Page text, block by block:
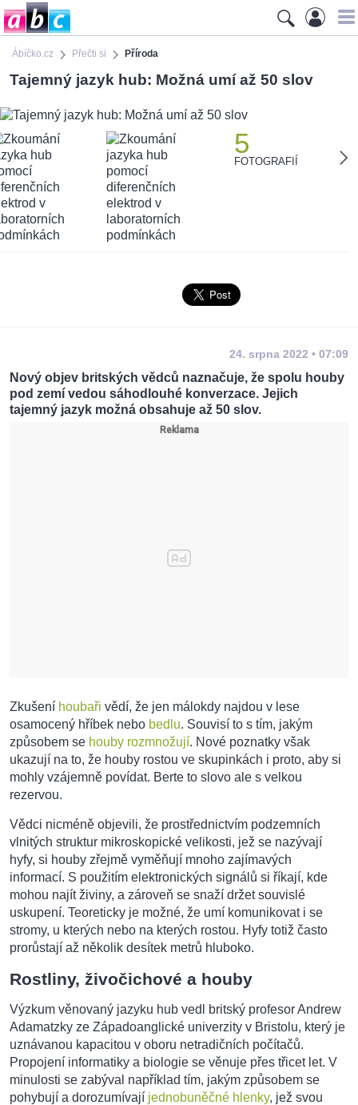
Ábíčko.cz Přečti si Příroda
Tajemný jazyk hub: Možná umí až 50 slov
5
FOTOGRAFIÍ
24. srpna 2022 • 07:09
Nový objev britských vědců naznačuje, že spolu houby
pod zemí vedou sáhodlouhé konverzace. Jejich
tajemný jazyk možná obsahuje až 50 slov.
Zkušení houbaři vědí, že jen málokdy najdou v lese
osamocený hříbek nebo bedlu. Souvisí to s tím, jakým
způsobem se houby rozmnožují. Nové poznatky však
ukazují na to, že houby rostou ve skupinkách i proto, aby si
mohly vzájemně povídat. Berte to slovo ale s velkou
rezervou.
Vědci nicméně objevili, že prostřednictvím podzemních
vlnitých struktur mikroskopické velikosti, jež se nazývají
hyfy, si houby zřejmě vyměňují mnoho zajímavých
informací. S použitím elektronických signálů si říkají, kde
mohou najít živiny, a zároveň se snaží držet souvislé
uskupení. Teoreticky je možné, že umí komunikovat i se
stromy, u kterých nebo na kterých rostou. Hyfy totiž často
prorůstají až několik desítek metrů hluboko.
Rostliny, živočichové a houby
Výzkum věnovaný jazyku hub vedl britský profesor Andrew
Adamatzky ze Západoanglické univerzity v Bristolu, který je
uznávanou kapacitou v oboru netradičních počítačů.
Propojení informatiky a biologie se věnuje přes třicet let. V
minulosti se zabýval například tím, jakým způsobem se
pohybují a dorozumívají jednobuněčné hlenky, jež svou